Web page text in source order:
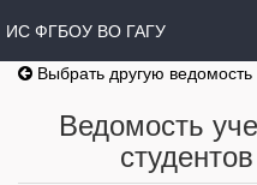
ИС ФГБОУ ВО ГАГУ
Выбрать другую ведомость
Ведомость